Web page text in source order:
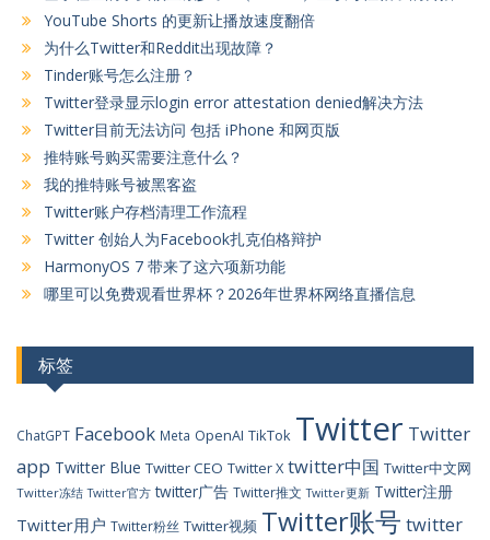
YouTube Shorts 的更新让播放速度翻倍
为什么Twitter和Reddit出现故障？
Tinder账号怎么注册？
Twitter登录显示login error attestation denied解决方法
Twitter目前无法访问 包括 iPhone 和网页版
推特账号购买需要注意什么？
我的推特账号被黑客盗
Twitter账户存档清理工作流程
Twitter 创始人为Facebook扎克伯格辩护
HarmonyOS 7 带来了这六项新功能
哪里可以免费观看世界杯？2026年世界杯网络直播信息
标签
ChatGPT Facebook Meta OpenAI TikTok Twitter Twitter
app Twitter Blue Twitter CEO Twitter X twitter中国 Twitter中文网
Twitter冻结 Twitter官方 twitter广告 Twitter推文 Twitter更新 Twitter注册
Twitter用户 Twitter粉丝 Twitter视频 Twitter账号 twitter